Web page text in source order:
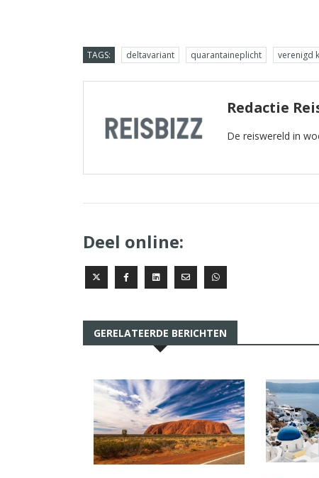
TAGS: deltavariant quarantaineplicht verenigd
Redactie
De reiswereld in
Deel online:
GERELATEERDE BERICHTEN